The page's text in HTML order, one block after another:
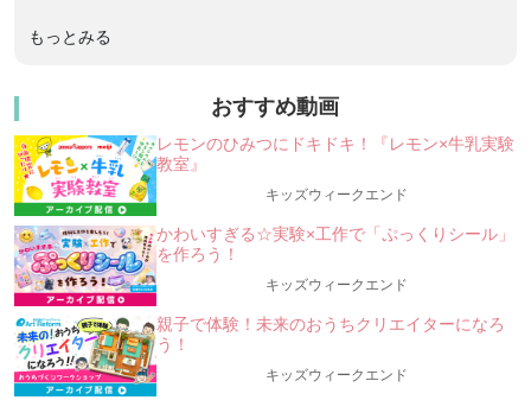
❖━━━━━━━━━━━━━━━━━━━━━━━━━━━━━━━━━━❖
＼＼ 海外さんぽシリーズでおなじみ「あなご先
子どもの頃に自分とは異なる「あたりまえ」を体感すること
がなぜ、重要なのか？
❖━━━━━━━━━━━━━━━━━━━━━━━━━━━━━━━━━━❖
「メシが食える大人に育てる。」で有名なはなまる学習会の海
外部門ソトシルクラス代表
あなご先生こと山岸亮太先生が保護者の方向けに特別登壇！！
「英語学習」「語学留学」「海外大学進学」などのグローバル
教育とはちがう
“生きる力” “非認知能力” を育むための「異文化体験」の重要
性をお伝えします。
もっとみる
おすすめ動画
レモンのひみつにドキドキ！『レモン×牛乳実験
教室』
キッズウィークエンド
かわいすぎる☆実験×工作で「ぷっくりシール」
を作ろう！
キッズウィークエンド
親子で体験！未来のおうちクリエイターになろ
う！
キッズウィークエンド